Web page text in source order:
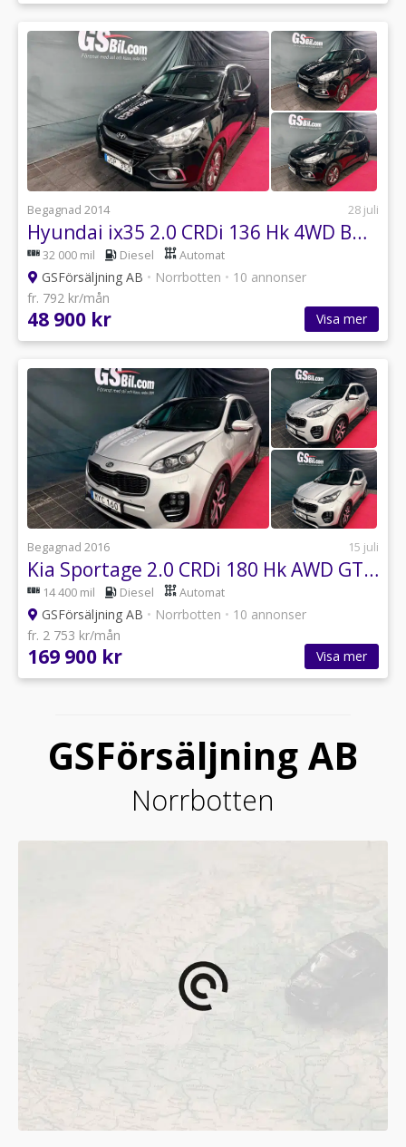
Begagnad 2014 28 juli
Hyundai ix35 2.0 CRDi 136 Hk 4WD Business Premium
32 000 mil Diesel Automat
GSFörsäljning AB • Norrbotten • 10 annonser
fr. 792 kr/mån
48 900 kr Visa mer
Begagnad 2016 15 juli
Kia Sportage 2.0 CRDi 180 Hk AWD GT-Line
14 400 mil Diesel Automat
GSFörsäljning AB • Norrbotten • 10 annonser
fr. 2 753 kr/mån
169 900 kr Visa mer
GSFörsäljning AB
Norrbotten